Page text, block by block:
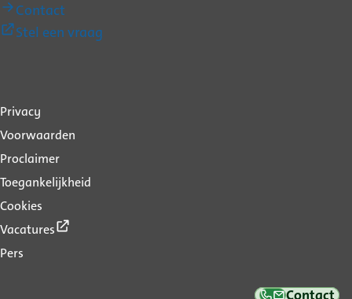
Contact
Contact
Stel een vraag
Over
deze
website
Privacy
Voorwaarden
Proclaimer
Toegankelijkheid
Cookies
Vacatures
Pers